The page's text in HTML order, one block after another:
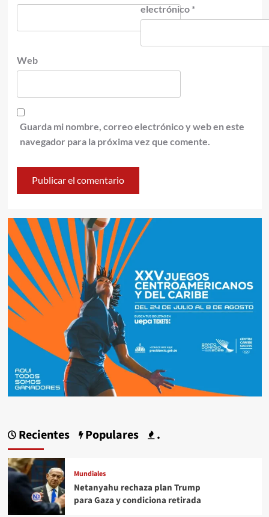
electrónico *
Web
Guarda mi nombre, correo electrónico y web en este
navegador para la próxima vez que comente.
Recientes Populares .
Mundiales
Netanyahu rechaza plan Trump
para Gaza y condiciona retirada